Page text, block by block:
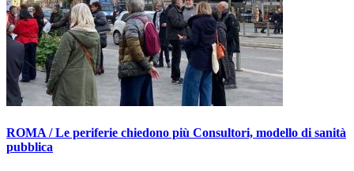
ROMA / Le periferie chiedono più Consultori, modello di sanità
pubblica